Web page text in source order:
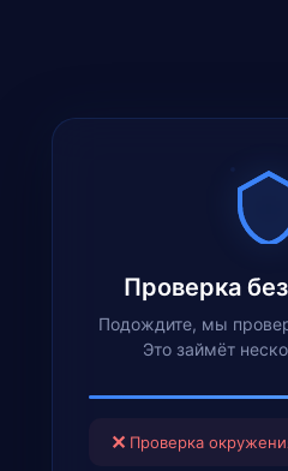
Проверка
Подождите, мы
Это займёт
✕ Проверка